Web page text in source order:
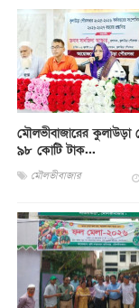
মৌলভীবাজারের
৯৮ কোটি টাক...
মৌলভীবাজার